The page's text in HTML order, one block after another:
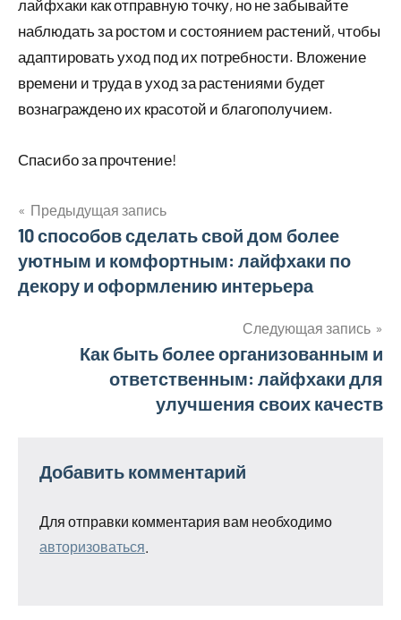
лайфхаки как отправную точку, но не забывайте
наблюдать за ростом и состоянием растений, чтобы
адаптировать уход под их потребности. Вложение
времени и труда в уход за растениями будет
вознаграждено их красотой и благополучием.
Спасибо за прочтение!
Навигация
по
Предыдущая запись
10 способов сделать свой дом более
уютным и комфортным: лайфхаки по
декору и оформлению интерьера
Следующая запись
Как быть более организованным и
ответственным: лайфхаки для
улучшения своих качеств
Добавить комментарий
Для отправки комментария вам необходимо
авторизоваться